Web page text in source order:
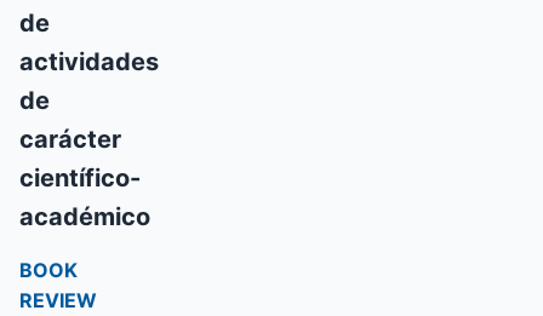
de
actividades
de
carácter
científico-
académico
BOOK
REVIEW